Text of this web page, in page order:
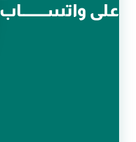
على واتســــــــاب